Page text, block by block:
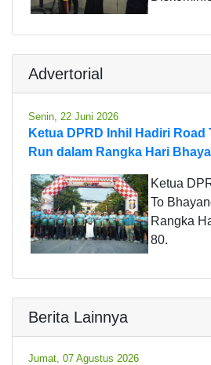
Advertorial
Senin, 22 Juni 2026
Ketua DPRD Inhil Hadiri Road
Run dalam Rangka Hari
Ketua
To
Rangka
80.
Berita Lainnya
Jumat, 07 Agustus 2026